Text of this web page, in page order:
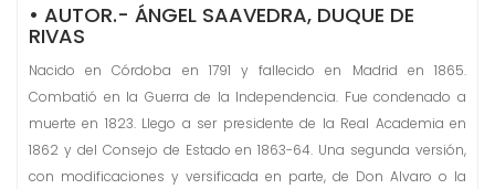
• AUTOR.- ÁNGEL SAAVEDRA, DUQUE DE
RIVAS
Nacido en Córdoba en 1791 y fallecido en Madrid en 1865.
Combatió en la Guerra de la Independencia. Fue condenado a
muerte en 1823. Llego a ser presidente de la Real Academia en
1862 y del Consejo de Estado en 1863-64. Una segunda versión,
con modificaciones y versificada en parte, de Don Alvaro o la